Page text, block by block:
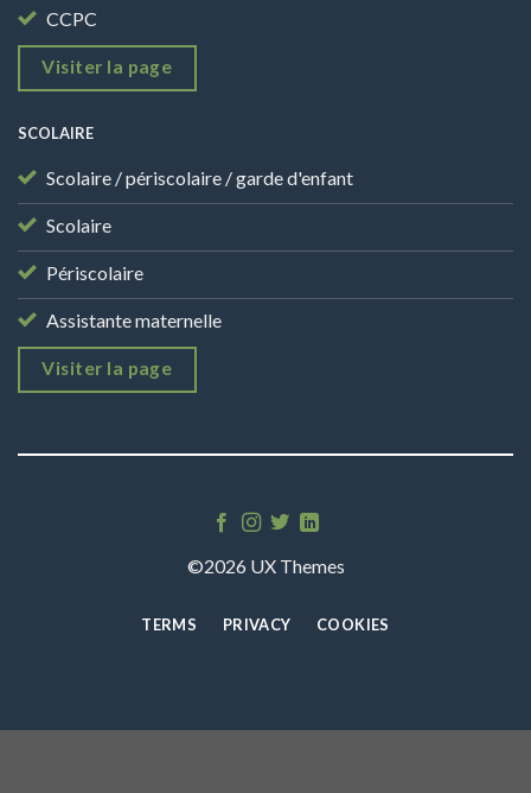
CCPC
Visiter la page
SCOLAIRE
Scolaire / périscolaire / garde d'enfant
Scolaire
Périscolaire
Assistante maternelle
Visiter la page
©2026 UX Themes
TERMS PRIVACY COOKIES